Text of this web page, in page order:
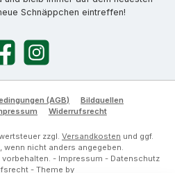
Schnäppchen eintreffen!
Instagram
(AGB)
Bildquellen
Widerrufsrecht
zzgl. Versandkosten und ggf.
wenn nicht anders angegeben.
vorbehalten. - Impressum - Datenschutz
- Theme by